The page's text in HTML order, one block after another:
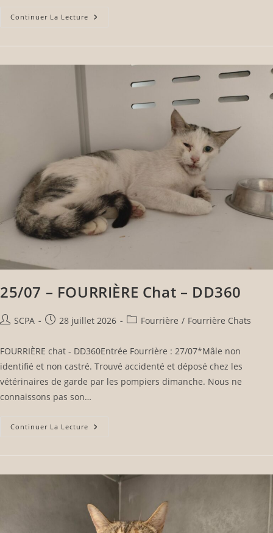
Continuer La Lecture
25/07 – FOURRIÈRE Chat – DD360
SCPA 28 juillet 2026 Fourrière / Fourrière Chats
FOURRIÈRE chat - DD360Entrée Fourrière : 27/07*Mâle non
identifié et non castré. Trouvé accidenté et déposé chez les
vétérinaires de garde par les pompiers dimanche. Nous ne
connaissons pas son…
Continuer La Lecture